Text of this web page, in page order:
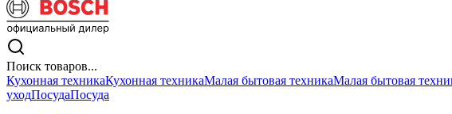
Поиск товаров...
Кухонная техникаКухонная техникаМалая бытовая техникаМалая бытовая
уходПосудаПосуда